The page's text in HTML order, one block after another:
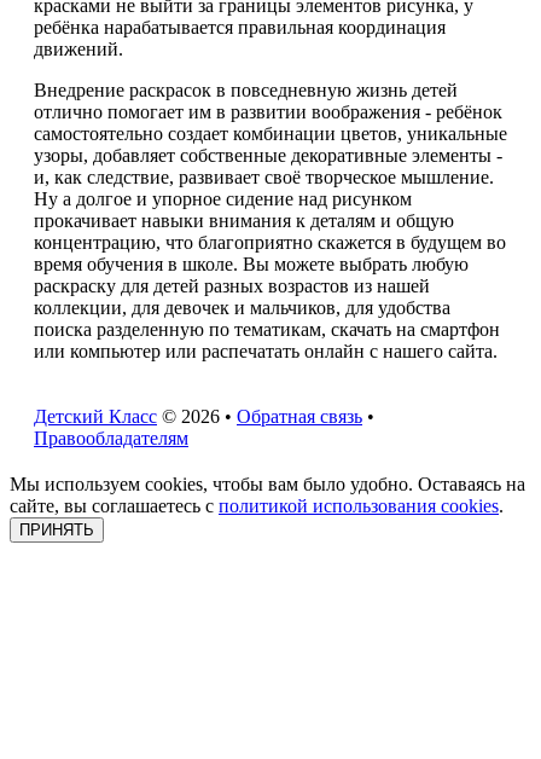
красками не выйти за границы элементов рисунка, у
ребёнка нарабатывается правильная координация
движений.
Внедрение раскрасок в повседневную жизнь детей
отлично помогает им в развитии воображения - ребёнок
самостоятельно создает комбинации цветов, уникальные
узоры, добавляет собственные декоративные элементы -
и, как следствие, развивает своё творческое мышление.
Ну а долгое и упорное сидение над рисунком
прокачивает навыки внимания к деталям и общую
концентрацию, что благоприятно скажется в будущем во
время обучения в школе. Вы можете выбрать любую
раскраску для детей разных возрастов из нашей
коллекции, для девочек и мальчиков, для удобства
поиска разделенную по тематикам, скачать на смартфон
или компьютер или распечатать онлайн с нашего сайта.
Детский Класс © 2026 • Обратная связь •
Правообладателям
Мы используем cookies, чтобы вам было удобно. Оставаясь на
сайте, вы соглашаетесь с политикой использования cookies.
ПРИНЯТЬ